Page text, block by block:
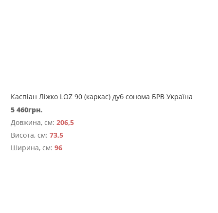
Каспіан Ліжко LOZ 90 (каркас) дуб сонома БРВ Україна
5 460грн.
Довжина, см:206,5
Висота, см:73,5
Ширина, см:96